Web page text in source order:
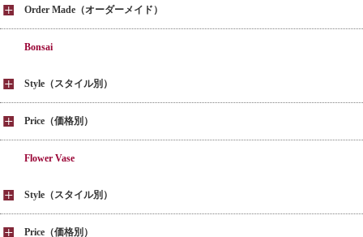
Order Made（オーダーメイド）
Bonsai
Style（スタイル別）
Price（価格別）
Flower Vase
Style（スタイル別）
Price（価格別）